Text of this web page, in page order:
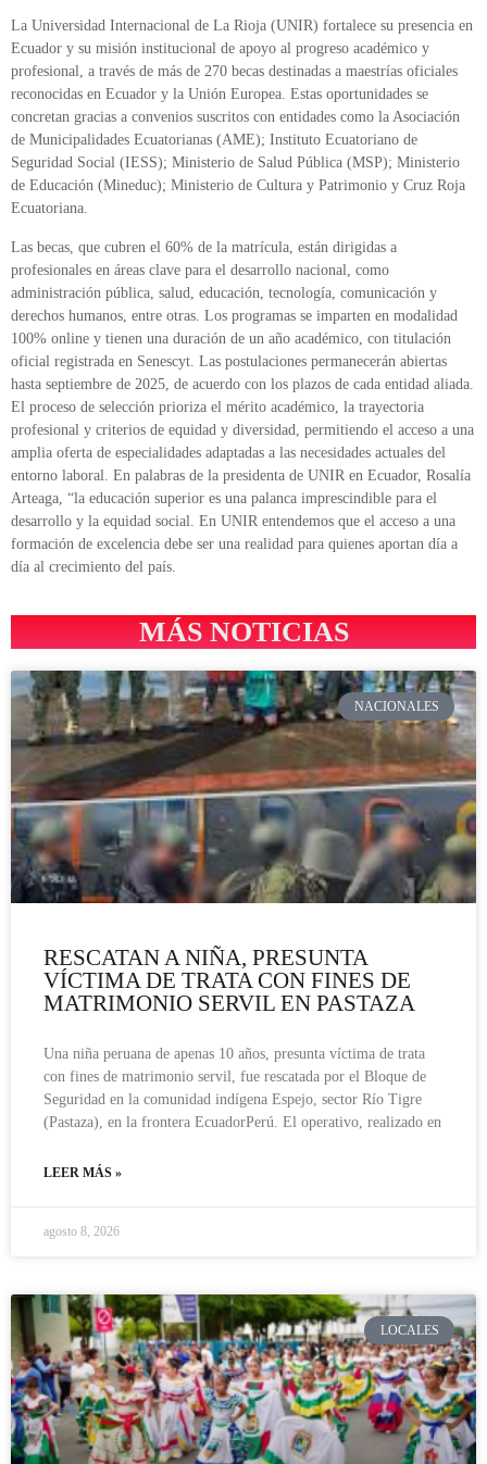
La Universidad Internacional de La Rioja (UNIR) fortalece su presencia en
Ecuador y su misión institucional de apoyo al progreso académico y
profesional, a través de más de 270 becas destinadas a maestrías oficiales
reconocidas en Ecuador y la Unión Europea. Estas oportunidades se
concretan gracias a convenios suscritos con entidades como la Asociación
de Municipalidades Ecuatorianas (AME); Instituto Ecuatoriano de
Seguridad Social (IESS); Ministerio de Salud Pública (MSP); Ministerio
de Educación (Mineduc); Ministerio de Cultura y Patrimonio y Cruz Roja
Ecuatoriana.
Las becas, que cubren el 60% de la matrícula, están dirigidas a
profesionales en áreas clave para el desarrollo nacional, como
administración pública, salud, educación, tecnología, comunicación y
derechos humanos, entre otras. Los programas se imparten en modalidad
100% online y tienen una duración de un año académico, con titulación
oficial registrada en Senescyt. Las postulaciones permanecerán abiertas
hasta septiembre de 2025, de acuerdo con los plazos de cada entidad aliada.
El proceso de selección prioriza el mérito académico, la trayectoria
profesional y criterios de equidad y diversidad, permitiendo el acceso a una
amplia oferta de especialidades adaptadas a las necesidades actuales del
entorno laboral. En palabras de la presidenta de UNIR en Ecuador, Rosalía
Arteaga, “la educación superior es una palanca imprescindible para el
desarrollo y la equidad social. En UNIR entendemos que el acceso a una
formación de excelencia debe ser una realidad para quienes aportan día a
día al crecimiento del país.
MÁS NOTICIAS
NACIONALES
RESCATAN A NIÑA, PRESUNTA
VÍCTIMA DE TRATA CON FINES DE
MATRIMONIO SERVIL EN PASTAZA
Una niña peruana de apenas 10 años, presunta víctima de trata
con fines de matrimonio servil, fue rescatada por el Bloque de
Seguridad en la comunidad indígena Espejo, sector Río Tigre
(Pastaza), en la frontera EcuadorPerú. El operativo, realizado en
LEER MÁS »
agosto 8, 2026
LOCALES